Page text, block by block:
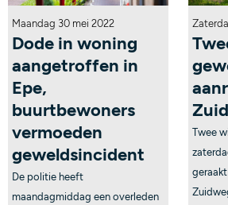
Maandag 30 mei 2022
Dode in woning
aangetroffen in
Epe,
buurtbewoners
vermoeden
geweldsincident
De politie heeft
maandagmiddag een overleden
Twee